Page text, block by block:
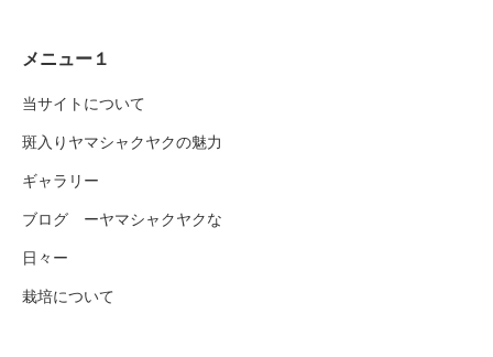
メニュー１
当サイトについて
斑入りヤマシャクヤクの魅力
ギャラリー
ブログ ーヤマシャクヤクな
日々ー
栽培について